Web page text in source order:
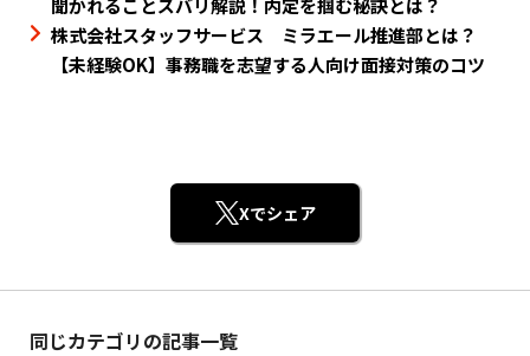
株式会社スタッフサービス ミラエール推進部とは？
【未経験OK】事務職を志望する人向け面接対策のコツ
Xでシェア
同じカテゴリの記事一覧